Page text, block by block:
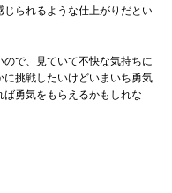
られるような仕上がりだとい
で、見ていて不快な気持ちに
挑戦したいけどいまいち勇気
勇気をもらえるかもしれな